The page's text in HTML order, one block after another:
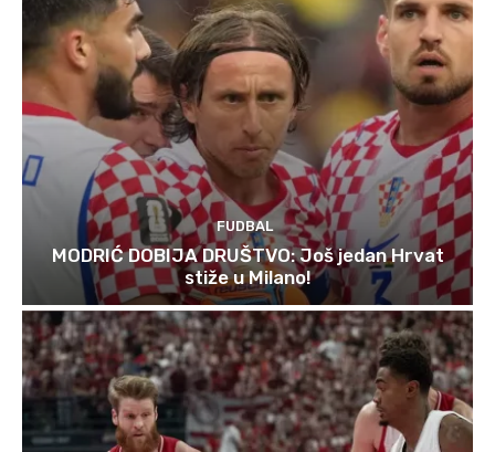
FUDBAL
MODRIĆ DOBIJA DRUŠTVO: Još jedan Hrvat
stiže u Milano!